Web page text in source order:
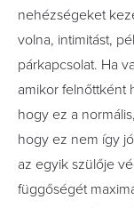
nehézségeket
volna, intimitást,
párkapcsolat. Ha
amikor felnőttként
hogy ez a
hogy ez nem így
az egyik szülője
függőségét